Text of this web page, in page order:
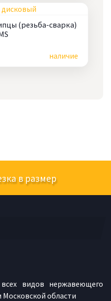
(резьба-сварка)
наличие
в размер
видов нержавеющего
области